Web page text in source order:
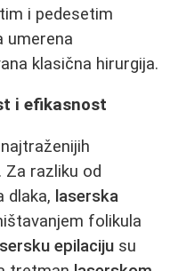
i pedesetim
umerena
klasična hirurgija.
i efikasnost
razliku od
dlaka, laserska
folikula
epilaciju su